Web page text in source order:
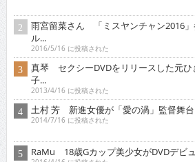
雨宮留菜さん 「ミスヤンチャン2016」
ル...
2016/5/16 に投稿された
真琴 セクシーDVDをリリースした元ひ
子...
2013/4/16 に投稿された
土村 芳 新進女優が「愛の渦」監督舞
2014/7/16 に投稿された
RaMu 18歳Gカップ美少女がDVDデビ